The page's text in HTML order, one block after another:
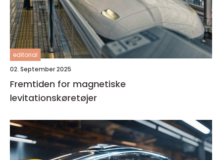
editorial
02. September 2025
Fremtiden for magnetiske
levitationskøretøjer